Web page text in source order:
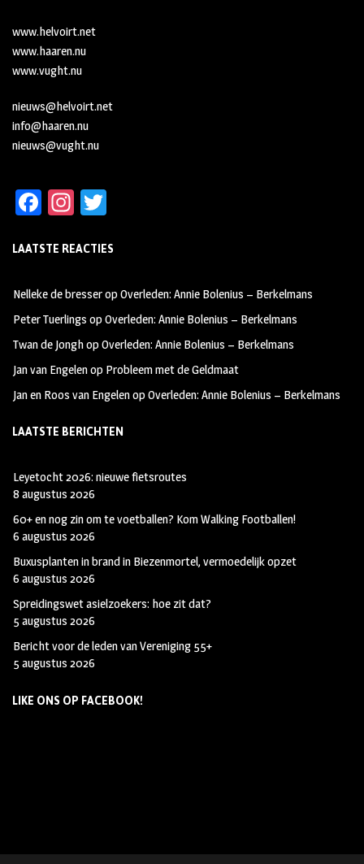
www.helvoirt.net
www.haaren.nu
www.vught.nu
nieuws@helvoirt.net
info@haaren.nu
nieuws@vught.nu
Fa
b
oo
k
In
ag
m
tt
LAATSTE REACTIES
Nelleke de bresseropOverleden: Annie Bolenius – Berkelmans
Peter Tuerlings opOverleden: Annie Bolenius – Berkelmans
Twan de JonghopOverleden: Annie Bolenius – Berkelmans
Jan van Engelenop Probleem met de Geldmaat
Jan en Roos van EngelenopOverleden: Annie Bolenius – Berkelmans
LAATSTE BERICHTEN
Leyetocht 2026: nieuwe fietsroutes
8 augustus 2026
60+ en nog zin om te voetballen? Kom Walking Footballen!
6 augustus 2026
Buxusplanten in brand in Biezenmortel, vermoedelijk opzet
6 augustus 2026
Spreidingswet asielzoekers: hoe zit dat?
5 augustus 2026
Bericht voor de leden van Vereniging 55+
5 augustus 2026
LIKE ONS OP FACEBOOK!